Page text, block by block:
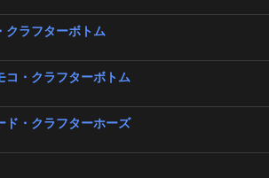
クラフターボトム
コ・クラフターボトム
ド・クラフターホーズ